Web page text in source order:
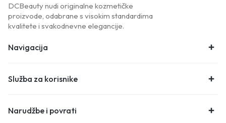
DCBeauty nudi originalne kozmetičke
proizvode, odabrane s visokim standardima
kvalitete i svakodnevne elegancije.
Navigacija
Služba za korisnike
Narudžbe i povrati